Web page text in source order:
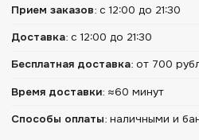
Прием заказов: с 12:00 до 21:30
Доставка: с 12:00 до 21:30
Бесплатная доставка: от 700
Время доставки: ≈60 минут
Способы оплаты: наличными и